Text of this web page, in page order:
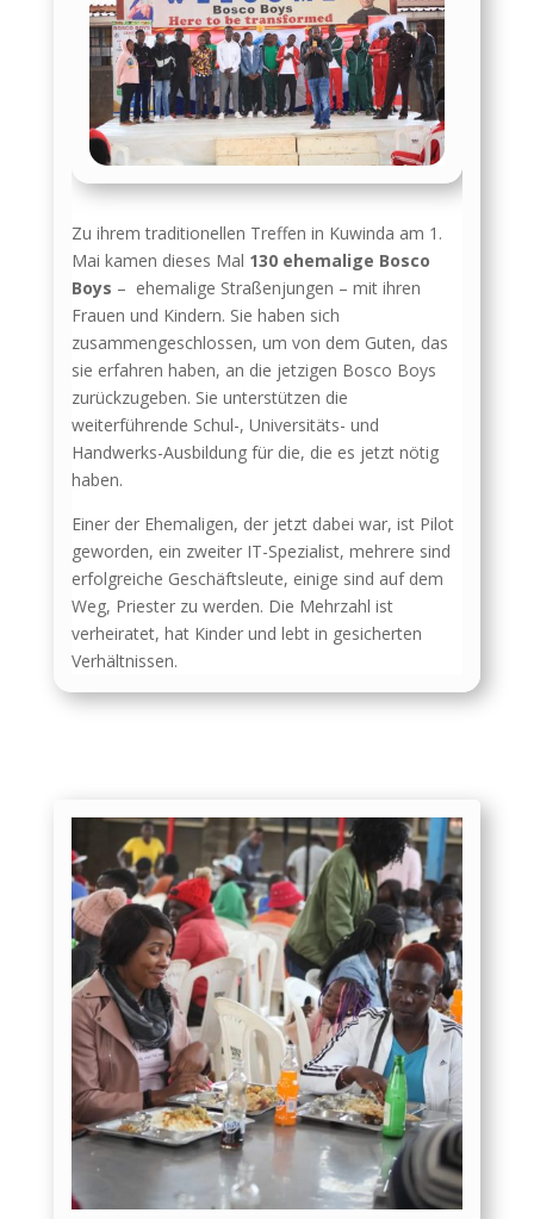
Zu ihrem traditionellen Treffen in Kuwinda am 1.
Mai kamen dieses Mal 130 ehemalige Bosco
Boys – ehemalige Straßenjungen – mit ihren
Frauen und Kindern. Sie haben sich
zusammengeschlossen, um von dem Guten, das
sie erfahren haben, an die jetzigen Bosco Boys
zurückzugeben. Sie unterstützen die
weiterführende Schul-, Universitäts- und
Handwerks-Ausbildung für die, die es jetzt nötig
haben.
Einer der Ehemaligen, der jetzt dabei war, ist Pilot
geworden, ein zweiter IT-Spezialist, mehrere sind
erfolgreiche Geschäftsleute, einige sind auf dem
Weg, Priester zu werden. Die Mehrzahl ist
verheiratet, hat Kinder und lebt in gesicherten
Verhältnissen.